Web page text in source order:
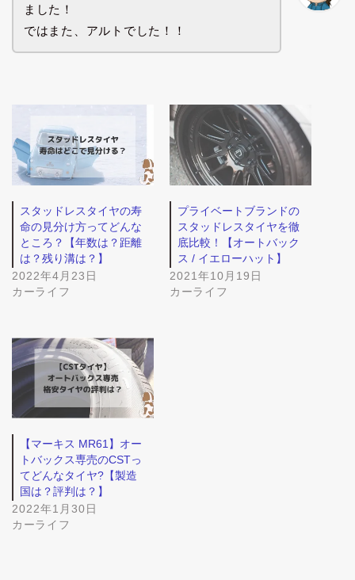
ました！
ではまた、アルトでした！！
スタッドレスタイヤの寿
命の見分け方ってどんな
ところ？【年数は？距離
は？残り溝は？】
2022年4月23日
カーライフ
プライベートブランドの
スタッドレスタイヤを徹
底比較！【オートバック
ス / イエローハット】
2021年10月19日
カーライフ
【マーキス MR61】オー
トバックス専売のCSTっ
てどんなタイヤ?【製造
国は？評判は？】
2022年1月30日
カーライフ